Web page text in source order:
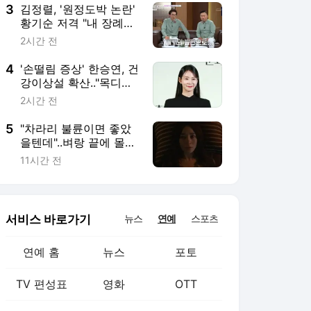
3 김정렬, '원정도박 논란'
황기순 저격 "내 장례식
서 본전 찾길"[데이앤나
2시간 전
4 '손떨림 증상' 한승연, 건
강이상설 확산.."목디스
크 심해져 치료 중" [공
2시간 전
5 "차라리 불륜이면 좋았
을텐데"..벼랑 끝에 몰려
도 김혜수는 김혜수 [지
11시간 전
서비스 바로가기 뉴스 연예 스포츠
연예 홈 뉴스 포토
TV 편성표 영화 OTT